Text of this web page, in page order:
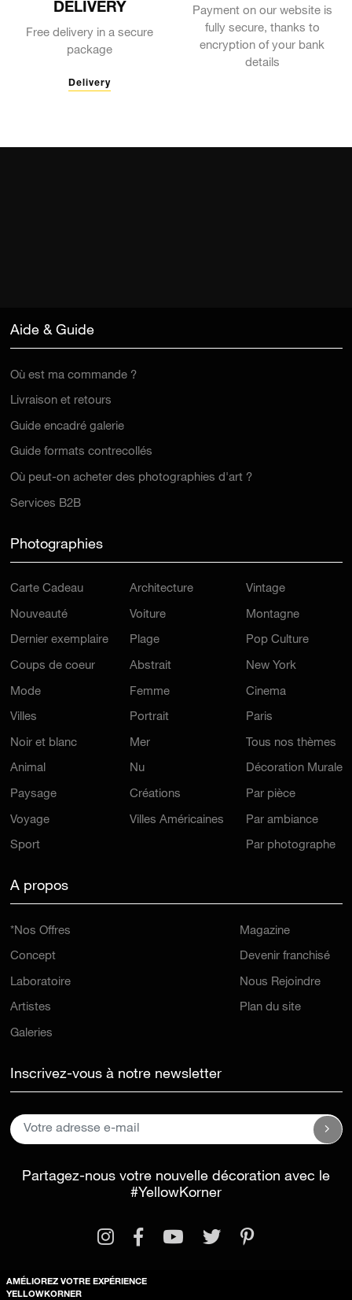
DELIVERY
Free delivery in a secure
package
Delivery
Payment on our website is
fully secure, thanks to
encryption of your bank
details
Aide & Guide
Où est ma commande ?
Livraison et retours
Guide encadré galerie
Guide formats contrecollés
Où peut-on acheter des photographies d'art ?
Services B2B
Photographies
Carte Cadeau
Nouveauté
Dernier exemplaire
Coups de coeur
Mode
Villes
Noir et blanc
Animal
Paysage
Voyage
Sport
Architecture
Voiture
Plage
Abstrait
Femme
Portrait
Mer
Nu
Créations
Villes Américaines
Vintage
Montagne
Pop Culture
New York
Cinema
Paris
Tous nos thèmes
Décoration Murale
Par pièce
Par ambiance
Par photographe
A propos
*Nos Offres
Concept
Laboratoire
Artistes
Galeries
Magazine
Devenir franchisé
Nous Rejoindre
Plan du site
Inscrivez-vous à notre newsletter
Partagez-nous votre nouvelle décoration avec le
#YellowKorner
AMÉLIOREZ VOTRE EXPÉRIENCE
YELLOWKORNER